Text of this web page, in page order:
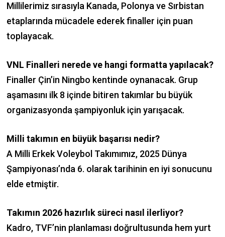
Millilerimiz sırasıyla Kanada, Polonya ve Sırbistan
etaplarında mücadele ederek finaller için puan
toplayacak.
VNL Finalleri nerede ve hangi formatta yapılacak?
Finaller Çin’in Ningbo kentinde oynanacak. Grup
aşamasını ilk 8 içinde bitiren takımlar bu büyük
organizasyonda şampiyonluk için yarışacak.
Milli takımın en büyük başarısı nedir?
A Milli Erkek Voleybol Takımımız, 2025 Dünya
Şampiyonası’nda 6. olarak tarihinin en iyi sonucunu
elde etmiştir.
Takımın 2026 hazırlık süreci nasıl ilerliyor?
Kadro, TVF’nin planlaması doğrultusunda hem yurt